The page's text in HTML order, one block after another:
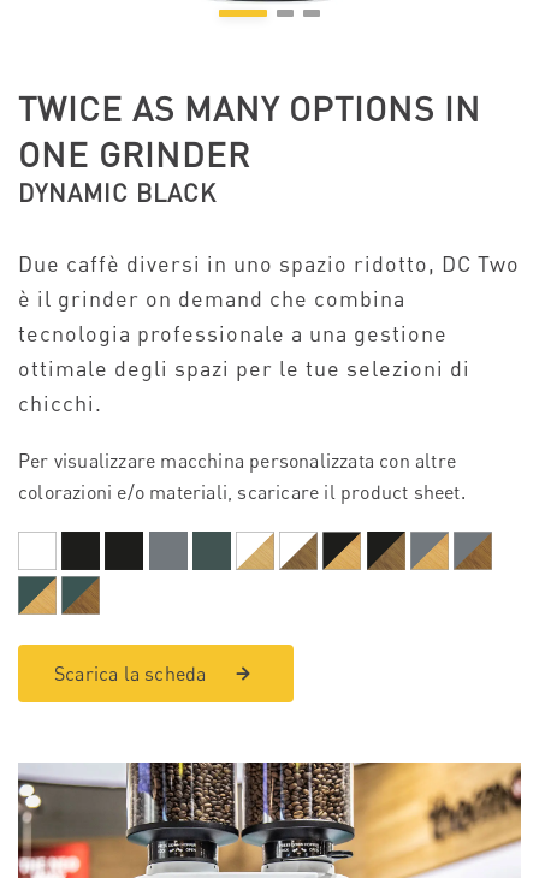
TWICE AS MANY OPTIONS IN
ONE GRINDER
DYNAMIC BLACK
Due caffè diversi in uno spazio ridotto, DC Two
è il grinder on demand che combina
tecnologia professionale a una gestione
ottimale degli spazi per le tue selezioni di
chicchi.
Per visualizzare macchina personalizzata con altre
colorazioni e/o materiali, scaricare il product sheet.
Scarica la scheda